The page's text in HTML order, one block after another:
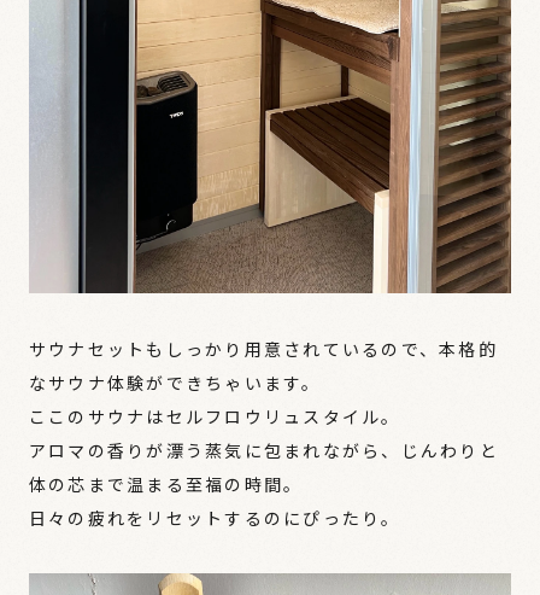
サウナセットもしっかり用意されているので、本格的
なサウナ体験ができちゃいます。
ここのサウナはセルフロウリュスタイル。
アロマの香りが漂う蒸気に包まれながら、じんわりと
体の芯まで温まる至福の時間。
日々の疲れをリセットするのにぴったり。